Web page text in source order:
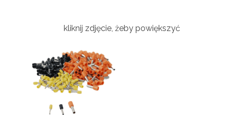
kliknij zdjęcie, żeby powiększyć